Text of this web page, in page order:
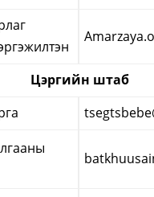
Цэргийн штаб